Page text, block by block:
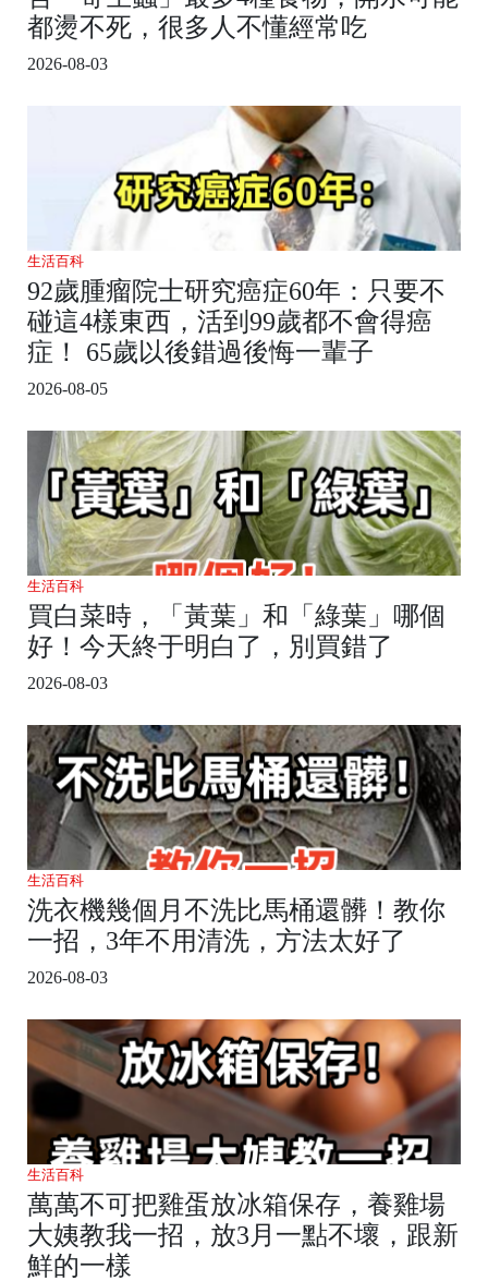
都燙不死，很多人不懂經常吃
2026-08-03
生活百科
92歲腫瘤院士研究癌症60年：只要不
碰這4樣東西，活到99歲都不會得癌
症！ 65歲以後錯過後悔一輩子
2026-08-05
生活百科
買白菜時，「黃葉」和「綠葉」哪個
好！今天終于明白了，別買錯了
2026-08-03
生活百科
洗衣機幾個月不洗比馬桶還髒！教你
一招，3年不用清洗，方法太好了
2026-08-03
生活百科
萬萬不可把雞蛋放冰箱保存，養雞場
大姨教我一招，放3月一點不壞，跟新
鮮的一樣